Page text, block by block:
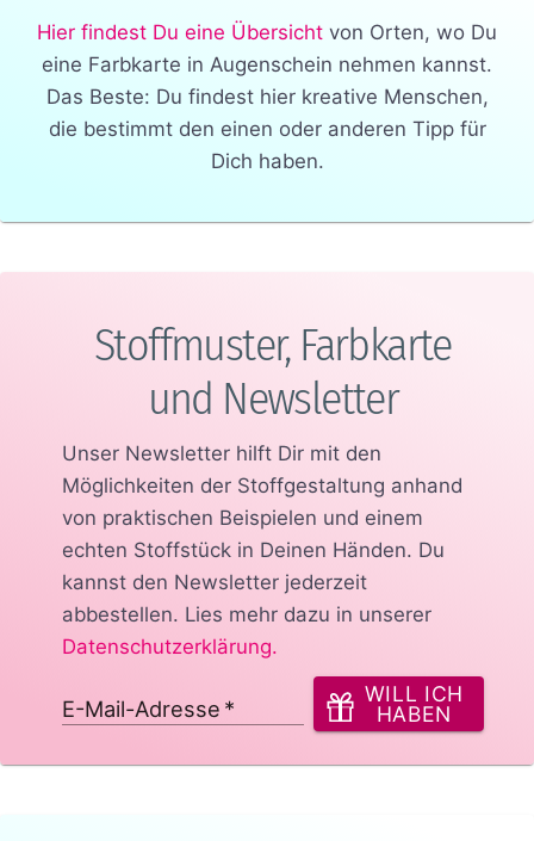
Hier findest Du eine Übersicht von Orten, wo Du
eine Farbkarte in Augenschein nehmen kannst.
Das Beste: Du findest hier kreative Menschen,
die bestimmt den einen oder anderen Tipp für
Dich haben.
Stoffmuster, Farbkarte
und Newsletter
Unser Newsletter hilft Dir mit den
Möglichkeiten der Stoffgestaltung anhand
von praktischen Beispielen und einem
echten Stoffstück in Deinen Händen. Du
kannst den Newsletter jederzeit
abbestellen. Lies mehr dazu in unserer
Datenschutzerklärung.
E-Mail-Adresse *
WILL ICH
HABEN